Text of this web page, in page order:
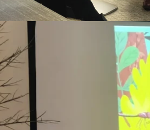
2025 de remise des prix départementaux